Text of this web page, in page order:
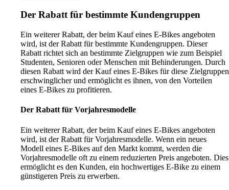
Der Rabatt für bestimmte Kundengruppen
Ein weiterer Rabatt, der beim Kauf eines E-Bikes angeboten
wird, ist der Rabatt für bestimmte Kundengruppen. Dieser
Rabatt richtet sich an bestimmte Zielgruppen wie zum Beispiel
Studenten, Senioren oder Menschen mit Behinderungen. Durch
diesen Rabatt wird der Kauf eines E-Bikes für diese Zielgruppen
erschwinglicher und ermöglicht es ihnen, von den Vorteilen
eines E-Bikes zu profitieren.
Der Rabatt für Vorjahresmodelle
Ein weiterer Rabatt, der beim Kauf eines E-Bikes angeboten
wird, ist der Rabatt für Vorjahresmodelle. Wenn ein neues
Modell eines E-Bikes auf den Markt kommt, werden die
Vorjahresmodelle oft zu einem reduzierten Preis angeboten. Dies
ermöglicht es den Kunden, ein hochwertiges E-Bike zu einem
günstigeren Preis zu erwerben.